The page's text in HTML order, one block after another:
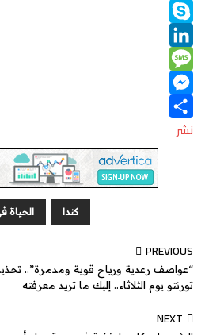
o
o
k
s
A
p
p
t
t
e
r
a
n
e
V
b
e
S
k
y
p
e
L
k
M
e
s
M
e
g
e
نشر
الحياة كندا
PREVIOUS
“عواصف رعدية ورياح قوية ومدمرة”..
تورنتو يوم الثلاثاء.. إليك ما تريد معرفته
NEXT